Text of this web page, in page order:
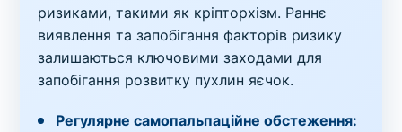
ризиками, такими як кріпторхізм. Раннє
виявлення та запобігання факторів ризику
залишаються ключовими заходами для
запобігання розвитку пухлин яєчок.
Регулярне самопальпаційне обстеження: